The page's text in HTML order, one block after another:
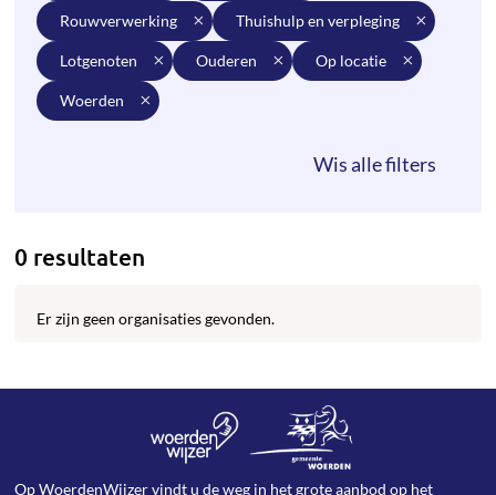
rouwverwerking thuishulp en verpleging
lotgenoten ouderen op locatie
woerden
0 resultaten
Er zijn geen organisaties gevonden.
Op WoerdenWijzer vindt u de weg in het grote aanbod op het